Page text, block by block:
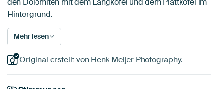
den Dolomiten mit dem Langkofel und dem Plattkofel im
Hintergrund.
Mehr lesen
Original erstellt von Henk Meijer Photography.